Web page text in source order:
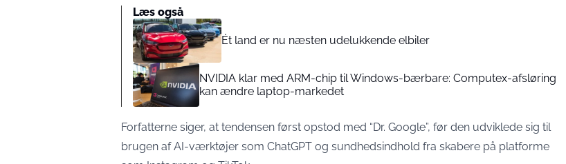
Læs også
Ét land er nu næsten udelukkende elbiler
NVIDIA klar med ARM-chip til Windows-bærbare: Computex-afsløring
kan ændre laptop-markedet
Forfatterne siger, at tendensen først opstod med “Dr. Google”, før den udviklede sig til
brugen af AI-værktøjer som ChatGPT og sundhedsindhold fra skabere på platforme